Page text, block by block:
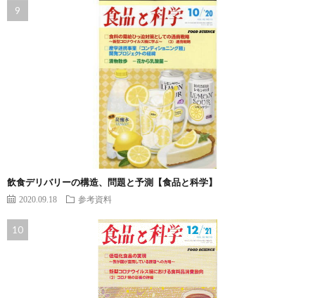
飲食デリバリーの構造、問題と予測【食品と科学】
2020.09.18 参考資料